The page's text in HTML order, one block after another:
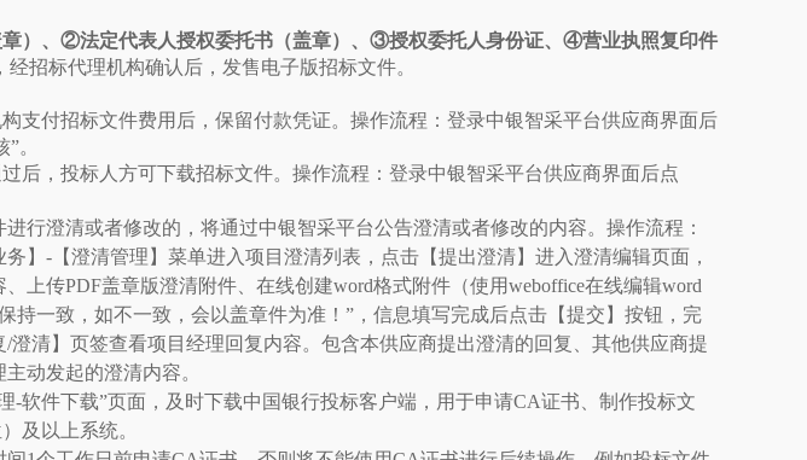
）、②法定代表人授权委托书（盖章）、③授权委托人身份证、④营业执照复印件
经招标代理机构确认后，发售电子版招标文件。
支付招标文件费用后，保留付款凭证。操作流程：登录中银智采平台供应商界面后
。
后，投标人方可下载招标文件。操作流程：登录中银智采平台供应商界面后点
行澄清或者修改的，将通过中银智采平台公告澄清或者修改的内容。操作流程：
】 -【澄清管理】菜单进入项目澄清列表，点击【提出澄清】进入澄清编辑页面，
上传PDF盖章版澄清附件、在线创建word格式附件（使用weboffice在线编辑word
持一致，如不一致，会以盖章件为准！”，信息填写完成后点击【提交】按钮，完
澄清】页签查看项目经理回复内容。包含本供应商提出澄清的回复、其他供应商提
动发起的澄清内容。
-软件下载”页面，及时下载中国银行投标客户端，用于申请CA证书、制作投标文
及以上系统。